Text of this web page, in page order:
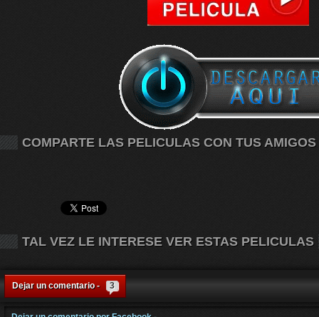
COMPARTE LAS PELICULAS CON TUS AMIGOS
TAL VEZ LE INTERESE VER ESTAS PELICULAS
Dejar un comentario - 3